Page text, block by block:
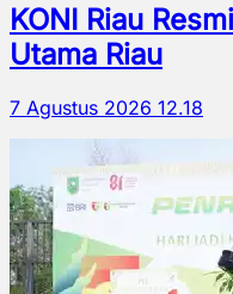
KONI Riau
Utama Riau
7 Agustus 2026 12.18